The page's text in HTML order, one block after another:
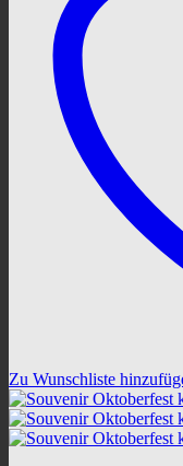
Zu Wunschliste